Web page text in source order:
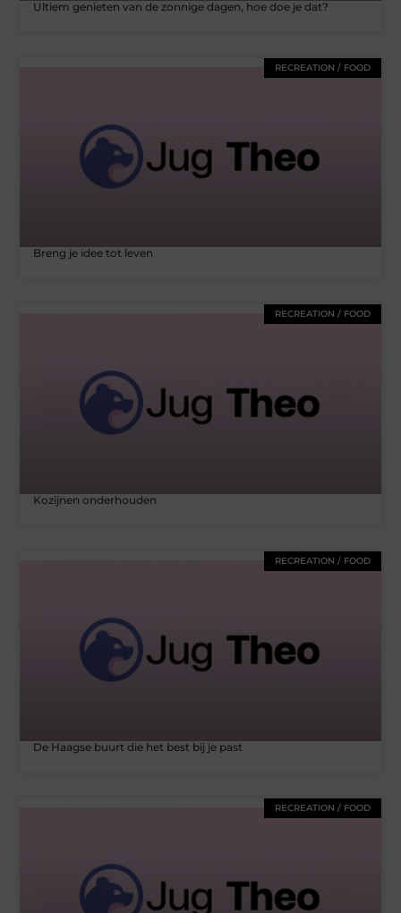
Ultiem genieten van de zonnige dagen, hoe doe je dat?
RECREATION / FOOD
Breng je idee tot leven
RECREATION / FOOD
Kozijnen onderhouden
RECREATION / FOOD
De Haagse buurt die het best bij je past
RECREATION / FOOD